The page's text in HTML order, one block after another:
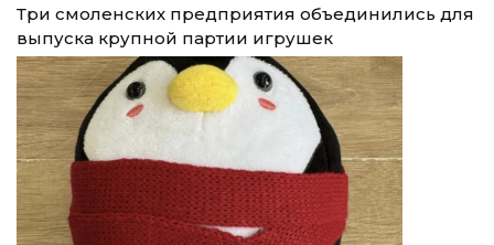
Три смоленских предприятия объединились для
выпуска крупной партии игрушек